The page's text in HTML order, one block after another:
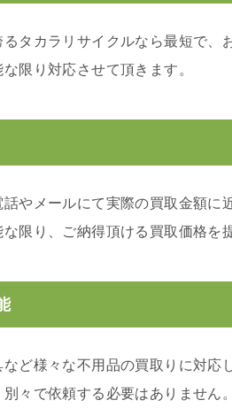
タカラリサイクルなら最短で、
限り対応させて頂きます。
やメールにて実際の買取金額に
限り、ご納得頂ける買取価格を
ど様々な不用品の買取りに対応
々で依頼する必要はありません